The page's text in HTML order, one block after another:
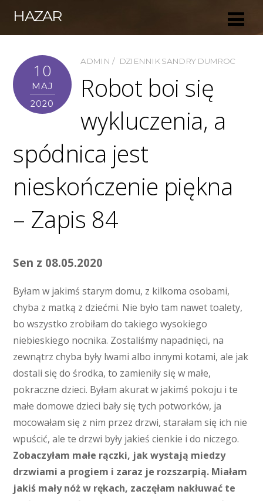
HAZAR
10
MAJ
2020
ADMIN DZIENNIK SANDRY DUMROC
Robot boi się
wykluczenia, a
spódnica jest
nieskończenie piękna
– Zapis 84
Sen z 08.05.2020
Byłam w jakimś starym domu, z kilkoma osobami,
chyba z matką z dziećmi. Nie było tam nawet toalety,
bo wszystko zrobiłam do takiego wysokiego
niebieskiego nocnika. Zostaliśmy napadnięci, na
zewnątrz chyba były lwami albo innymi kotami, ale jak
dostali się do środka, to zamieniły się w małe,
pokraczne dzieci. Byłam akurat w jakimś pokoju i te
małe domowe dzieci bały się tych potworków, ja
mocowałam się z nim przez drzwi, starałam się ich nie
wpuścić, ale te drzwi były jakieś cienkie i do niczego.
Zobaczyłam małe rączki, jak wystają miedzy
drzwiami a progiem i zaraz je rozszarpią. Miałam
jakiś mały nóż w rękach, zaczęłam nakłuwać te